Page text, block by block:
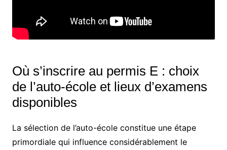
Où s’inscrire au permis E : choix
de l’auto-école et lieux d’examens
disponibles
La sélection de l’auto-école constitue une étape
primordiale qui influence considérablement le